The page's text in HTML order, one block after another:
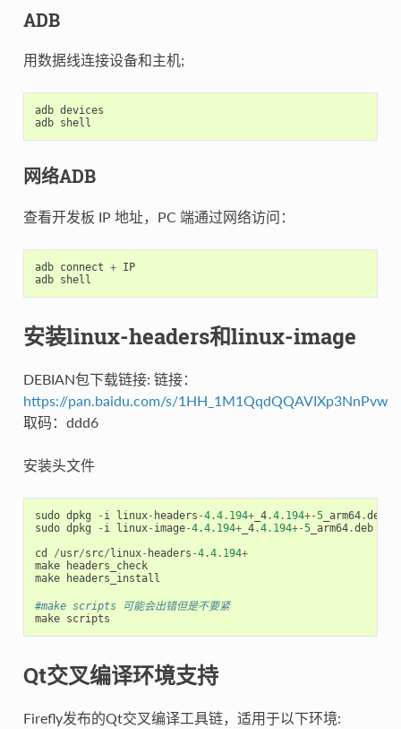
ADB
用数据线连接设备和主机;
adb devices
adb shell
网络ADB
查看开发板 IP 地址，PC 端通过网络访问：
adb connect + IP
adb shell
安装linux-headers和linux-image
DEBIAN包下载链接: 链接：
https://pan.baidu.com/s/1HH_1M1QqdQQAVIXp3NnPvw
取码：ddd6
安装头文件
sudo dpkg - i linux- headers -4.4. 194+_4.4.194+-5_arm64.deb
sudo dpkg - i linux- image-4.4. 194+_4.4.194+-5_arm64.deb
cd
/usr/src/linux- headers -4.4. 194+
make
headers_check
make
headers_install
#make scripts 可能会出错但是不要紧
make scripts
Qt交叉编译环境支持
Firefly发布的Qt交叉编译工具链，适用于以下环境: